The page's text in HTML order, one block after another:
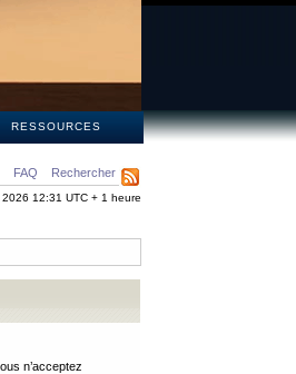
RESSOURCES
FAQ Rechercher
12:31 UTC + 1 heure
n’acceptez